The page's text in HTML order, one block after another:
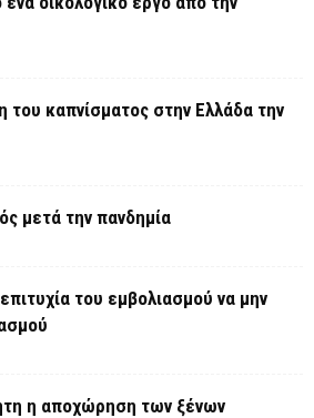
καπνίσματος στην Ελλάδα την
μετά την πανδημία
του εμβολιασμού να μην
η αποχώρηση των ξένων